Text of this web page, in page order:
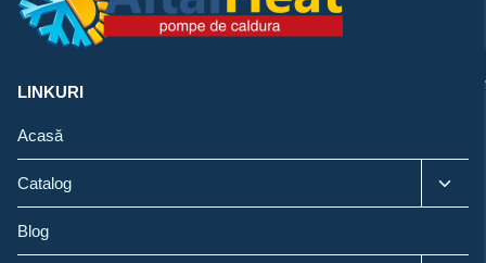
LINKURI
Acasă
Catalog
child
Blog